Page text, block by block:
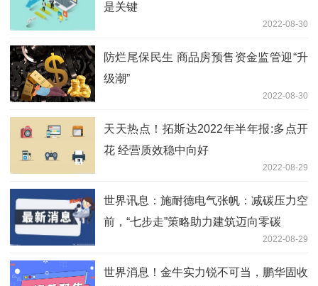
是关键
2022-08-30
防烂尾保民生 商品房预售资金监管迎“升
级潮”
2022-08-30
天天热点！拓斯达2022年半年报:多点开
花 经营质效稳中向好
2022-08-29
世界讯息：施耐德电气张帆：减碳压力空
前，“七步走”策略助力建筑迈向零碳
2022-08-29
世界消息！金牛实力锐不可当，鹏华固收